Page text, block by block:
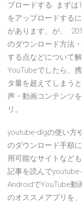
プロードする. まずは
をアップロードする
があります、が、
のダウンロード方法
する点などについて
YouTubeでしたら、
タ量を超えてしまう
声・動画コンテンツ
リ。
youtube-dlgの使い方
のダウンロード手順
用可能なサイトなど
記事を読んで
AndroidでYouTube動
のオススメアプリを